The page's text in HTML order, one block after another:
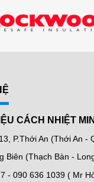
CÁCH NHIỆT
P.Thới An (Thới An -
Biên (Thạch Bàn -
- 090 636 1039 ( Mr